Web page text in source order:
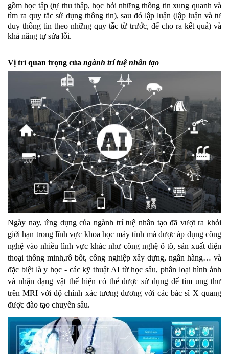
gồm học tập (tự thu thập, học hỏi những thông tin xung quanh và
tìm ra quy tắc sử dụng thông tin), sau đó lập luận (lập luận và tư
duy thông tin theo những quy tắc từ trước, để cho ra kết quả) và
khả năng tự sửa lỗi.
Vị trí quan trọng của ngành trí tuệ nhân tạo
Ngày nay, ứng dụng của ngành trí tuệ nhân tạo đã vượt ra khỏi
giới hạn trong lĩnh vực khoa học máy tính mà được áp dụng công
nghệ vào nhiều lĩnh vực khác như công nghệ ô tô, sản xuất điện
thoại thông minh,rô bốt, công nghiệp xây dựng, ngân hàng… và
đặc biệt là y học - các kỹ thuật AI từ học sâu, phân loại hình ảnh
và nhận dạng vật thể hiện có thể được sử dụng để tìm ung thư
trên MRI với độ chính xác tương đương với các bác sĩ X quang
được đào tạo chuyên sâu.